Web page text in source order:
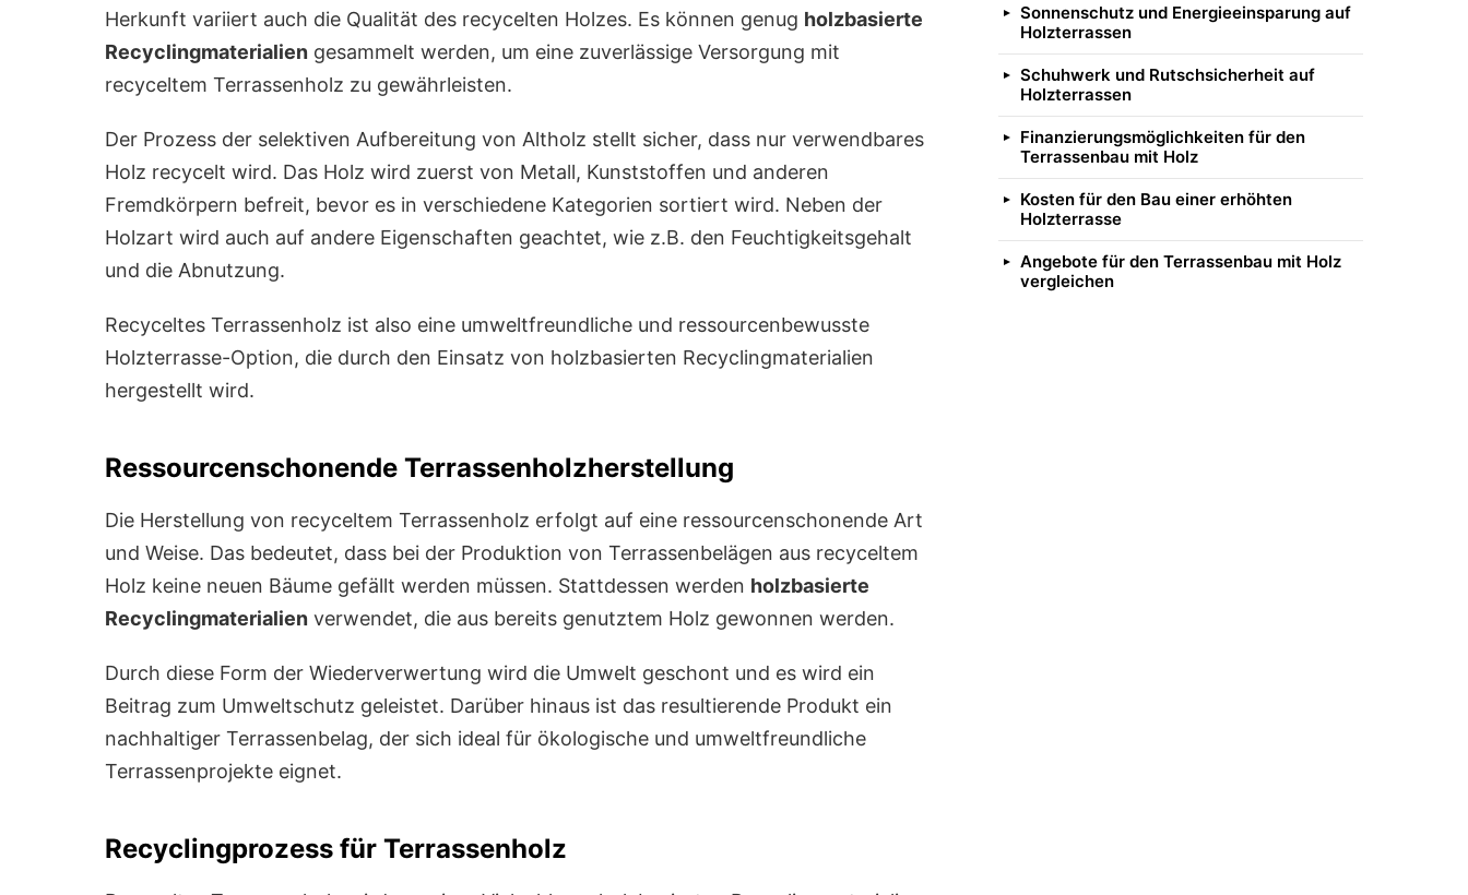
Herkunft variiert auch die Qualität des recycelten Holzes. Es können genug holzbasierte
Recyclingmaterialien gesammelt werden, um eine zuverlässige Versorgung mit
recyceltem Terrassenholz zu gewährleisten.
Der Prozess der selektiven Aufbereitung von Altholz stellt sicher, dass nur verwendbares
Holz recycelt wird. Das Holz wird zuerst von Metall, Kunststoffen und anderen
Fremdkörpern befreit, bevor es in verschiedene Kategorien sortiert wird. Neben der
Holzart wird auch auf andere Eigenschaften geachtet, wie z.B. den Feuchtigkeitsgehalt
und die Abnutzung.
Recyceltes Terrassenholz ist also eine umweltfreundliche und ressourcenbewusste
Holzterrasse-Option, die durch den Einsatz von holzbasierten Recyclingmaterialien
hergestellt wird.
Ressourcenschonende Terrassenholzherstellung
Die Herstellung von recyceltem Terrassenholz erfolgt auf eine ressourcenschonende Art
und Weise. Das bedeutet, dass bei der Produktion von Terrassenbelägen aus recyceltem
Holz keine neuen Bäume gefällt werden müssen. Stattdessen werden holzbasierte
Recyclingmaterialien verwendet, die aus bereits genutztem Holz gewonnen werden.
Durch diese Form der Wiederverwertung wird die Umwelt geschont und es wird ein
Beitrag zum Umweltschutz geleistet. Darüber hinaus ist das resultierende Produkt ein
nachhaltiger Terrassenbelag, der sich ideal für ökologische und umweltfreundliche
Terrassenprojekte eignet.
Recyclingprozess für Terrassenholz
Sonnenschutz und Energieeinsparung auf
Holzterrassen
Schuhwerk und Rutschsicherheit auf
Holzterrassen
Finanzierungsmöglichkeiten für den
Terrassenbau mit Holz
Kosten für den Bau einer erhöhten
Holzterrasse
Angebote für den Terrassenbau mit Holz
vergleichen